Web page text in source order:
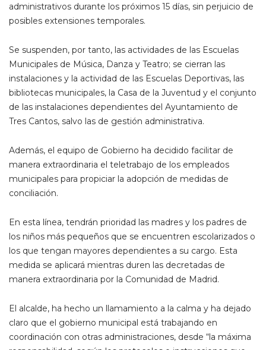
administrativos durante los próximos 15 días, sin perjuicio de
posibles extensiones temporales.
Se suspenden, por tanto, las actividades de las Escuelas
Municipales de Música, Danza y Teatro; se cierran las
instalaciones y la actividad de las Escuelas Deportivas, las
bibliotecas municipales, la Casa de la Juventud y el conjunto
de las instalaciones dependientes del Ayuntamiento de
Tres Cantos, salvo las de gestión administrativa.
Además, el equipo de Gobierno ha decidido facilitar de
manera extraordinaria el teletrabajo de los empleados
municipales para propiciar la adopción de medidas de
conciliación.
En esta línea, tendrán prioridad las madres y los padres de
los niños más pequeños que se encuentren escolarizados o
los que tengan mayores dependientes a su cargo. Esta
medida se aplicará mientras duren las decretadas de
manera extraordinaria por la Comunidad de Madrid.
El alcalde, ha hecho un llamamiento a la calma y ha dejado
claro que el gobierno municipal está trabajando en
coordinación con otras administraciones, desde “la máxima